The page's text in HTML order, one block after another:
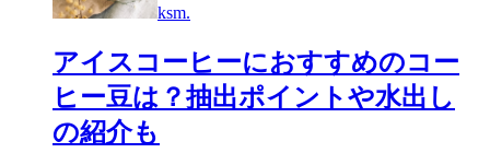
ksm.
アイスコーヒーにおすすめのコー
ヒー豆は？抽出ポイントや水出し
の紹介も